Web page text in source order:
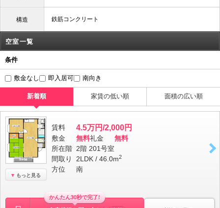
構造 鉄筋コンクリート
空室一覧
条件
敷金なし 即入居可 南向き
新着順 家賃の低い順 面積の広い順
もっと見る
賃料 4.5万円/2,000円
敷金 無料礼金
無料
所在階 2階 201号室
間取り
2LDK / 46.0m2
方位 南
かんたん30秒で完了!